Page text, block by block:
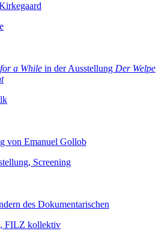
a While in der Ausstellung Der Welpe
von Emanuel Gollob
Screening
des Dokumentarischen
FILZ kollektiv